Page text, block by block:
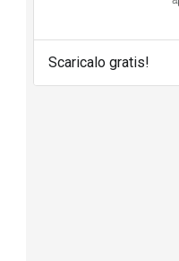
Scaricalo gratis!